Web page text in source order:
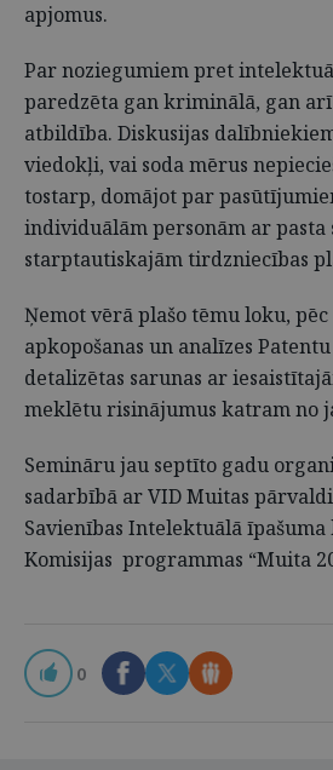
apjomus.
Par noziegumiem pret
paredzēta gan kriminālā, gan
atbildība. Diskusijas
viedokļi, vai soda mērus
tostarp, domājot par
individuālām personām ar
starptautiskajām tirdzniecības
Ņemot vērā plašo tēmu loku,
apkopošanas un analīzes
detalizētas sarunas ar
meklētu risinājumus katram no
Semināru jau septīto gadu
sadarbībā ar VID Muitas
Savienības Intelektuālā
Komisijas programmas “Muita
0